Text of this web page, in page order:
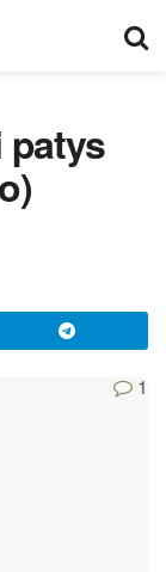
patys
1